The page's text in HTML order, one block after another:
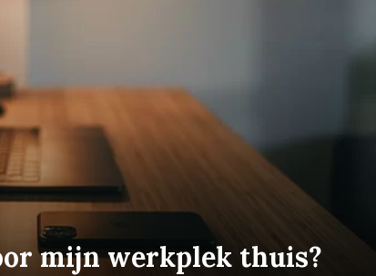
mijn werkplek thuis?